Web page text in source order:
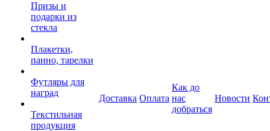
Призы и
подарки из
стекла
Плакетки,
панно, тарелки
Футляры для
наград
Текстильная
продукция
Доставка Оплата
Как до
нас
добраться
Новости